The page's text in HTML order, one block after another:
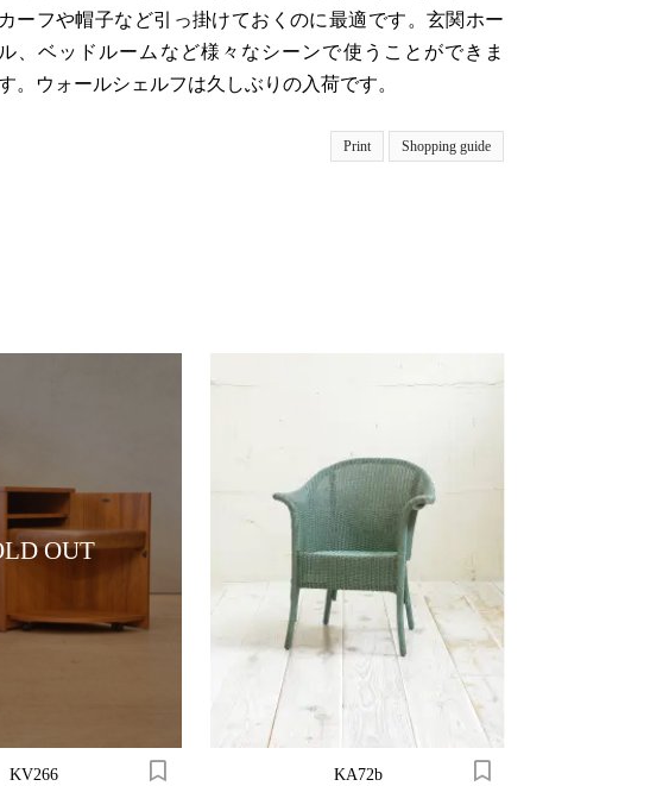
カーフや帽子など引っ掛けておくのに最適です。玄関ホー
ル、ベッドルームなど様々なシーンで使うことができま
。ウォールシェルフは久しぶりの入荷です。
Print Shopping guide
OUT
KV266
KA72b